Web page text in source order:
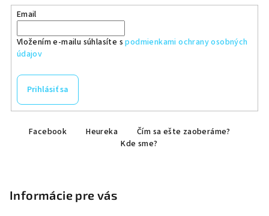
Email
Vložením e-mailu súhlasíte spodmienkami ochrany osobných
údajov
Prihlásiť sa
Facebook Heureka
Čím sa ešte zaoberáme?
Kde sme?
Informácie pre vás